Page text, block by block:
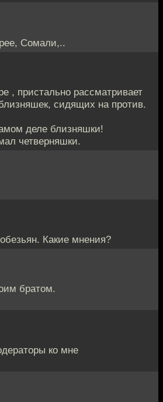
Сомали,..
, пристально рассматривает
сидящих на против.
деле близняшки!
четверняшки.
Какие мнения?
братом.
ко мне